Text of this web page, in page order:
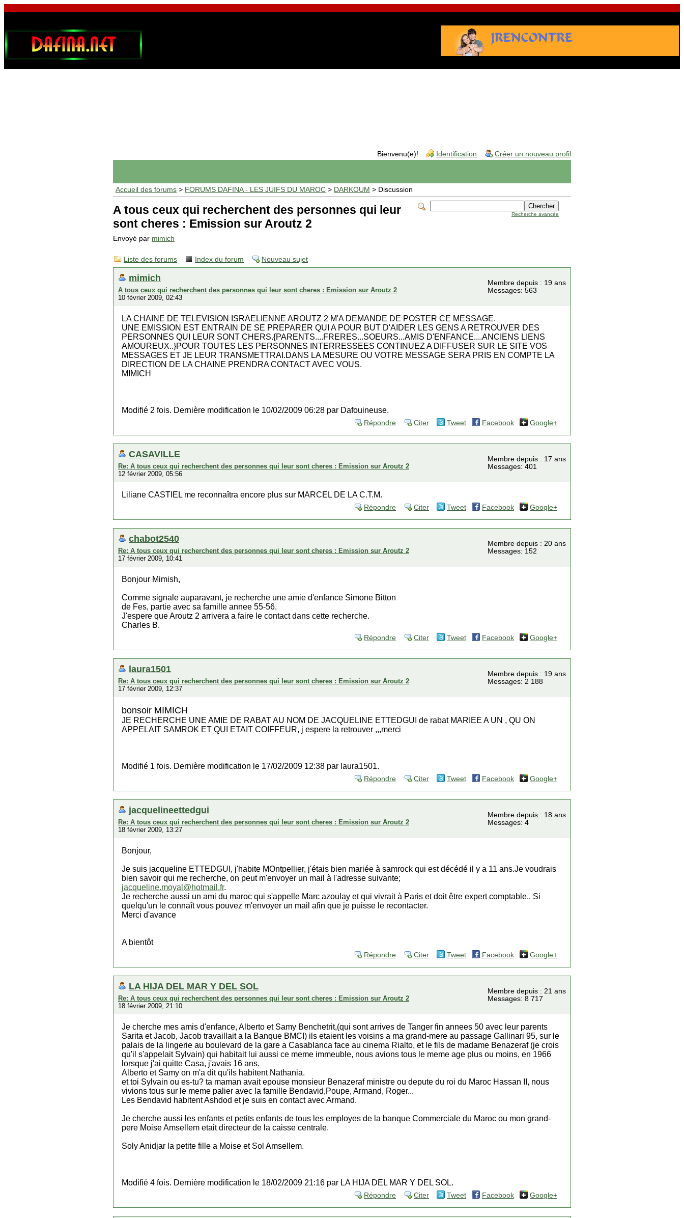
Bienvenu(e)! Identification Créer un nouveau profil
Accueil des forums > FORUMS DAFINA - LES JUIFS DU MAROC > DARKOUM > Discussion
Recherche avancée
A tous ceux qui recherchent des personnes qui leur
sont cheres : Emission sur Aroutz 2
Envoyé par mimich
Liste des forums Index du forum Nouveau sujet
mimich
A tous ceux qui recherchent des personnes qui leur sont cheres : Emission sur Aroutz 2
10 février 2009, 02:43
Membre depuis : 19 ans
Messages: 563
LA CHAINE DE TELEVISION ISRAELIENNE AROUTZ 2 M'A DEMANDE DE POSTER CE MESSAGE.
UNE EMISSION EST ENTRAIN DE SE PREPARER QUI A POUR BUT D'AIDER LES GENS A RETROUVER DES
PERSONNES QUI LEUR SONT CHERS.{PARENTS....FRERES...SOEURS...AMIS D'ENFANCE....ANCIENS LIENS
AMOUREUX..}POUR TOUTES LES PERSONNES INTERRESSEES CONTINUEZ A DIFFUSER SUR LE SITE VOS
MESSAGES ET JE LEUR TRANSMETTRAI.DANS LA MESURE OU VOTRE MESSAGE SERA PRIS EN COMPTE LA
DIRECTION DE LA CHAINE PRENDRA CONTACT AVEC VOUS.
MIMICH
Modifié 2 fois. Dernière modification le 10/02/2009 06:28 par Dafouineuse.
Répondre Citer Tweet Facebook Google+
CASAVILLE
Re: A tous ceux qui recherchent des personnes qui leur sont cheres : Emission sur Aroutz 2
12 février 2009, 05:56
Membre depuis : 17 ans
Messages: 401
Liliane CASTIEL me reconnaîtra encore plus sur MARCEL DE LA C.T.M.
Répondre Citer Tweet Facebook Google+
chabot2540
Re: A tous ceux qui recherchent des personnes qui leur sont cheres : Emission sur Aroutz 2
17 février 2009, 10:41
Membre depuis : 20 ans
Messages: 152
Bonjour Mimish,
Comme signale auparavant, je recherche une amie d'enfance Simone Bitton
de Fes, partie avec sa famille annee 55-56.
J'espere que Aroutz 2 arrivera a faire le contact dans cette recherche.
Charles B.
Répondre Citer Tweet Facebook Google+
laura1501
Re: A tous ceux qui recherchent des personnes qui leur sont cheres : Emission sur Aroutz 2
17 février 2009, 12:37
Membre depuis : 19 ans
Messages: 2 188
bonsoir MIMICH
JE RECHERCHE UNE AMIE DE RABAT AU NOM DE JACQUELINE ETTEDGUI de rabat MARIEE A UN , QU ON
APPELAIT SAMROK ET QUI ETAIT COIFFEUR, j espere la retrouver ,,,merci
Modifié 1 fois. Dernière modification le 17/02/2009 12:38 par laura1501.
Répondre Citer Tweet Facebook Google+
jacquelineettedgui
Re: A tous ceux qui recherchent des personnes qui leur sont cheres : Emission sur Aroutz 2
18 février 2009, 13:27
Membre depuis : 18 ans
Messages: 4
Bonjour,
Je suis jacqueline ETTEDGUI, j'habite MOntpellier, j'étais bien mariée à samrock qui est décédé il y a 11 ans.Je voudrais
bien savoir qui me recherche, on peut m'envoyer un mail à l'adresse suivante;
jacqueline.moyal@hotmail.fr.
Je recherche aussi un ami du maroc qui s'appelle Marc azoulay et qui vivrait à Paris et doit être expert comptable.. Si
quelqu'un le connaît vous pouvez m'envoyer un mail afin que je puisse le recontacter.
Merci d'avance
A bientôt
Répondre Citer Tweet Facebook Google+
LA HIJA DEL MAR Y DEL SOL
Re: A tous ceux qui recherchent des personnes qui leur sont cheres : Emission sur Aroutz 2
18 février 2009, 21:10
Membre depuis : 21 ans
Messages: 8 717
Je cherche mes amis d'enfance, Alberto et Samy Benchetrit,(qui sont arrives de Tanger fin annees 50 avec leur parents
Sarita et Jacob, Jacob travaillait a la Banque BMCI) ils etaient les voisins a ma grand-mere au passage Gallinari 95, sur le
palais de la lingerie au boulevard de la gare a Casablanca face au cinema Rialto, et le fils de madame Benazeraf (je crois
qu'il s'appelait Sylvain) qui habitait lui aussi ce meme immeuble, nous avions tous le meme age plus ou moins, en 1966
lorsque j'ai quitte Casa, j'avais 16 ans.
Alberto et Samy on m'a dit qu'ils habitent Nathania.
et toi Sylvain ou es-tu? ta maman avait epouse monsieur Benazeraf ministre ou depute du roi du Maroc Hassan II, nous
vivions tous sur le meme palier avec la famille Bendavid,Poupe, Armand, Roger...
Les Bendavid habitent Ashdod et je suis en contact avec Armand.
Je cherche aussi les enfants et petits enfants de tous les employes de la banque Commerciale du Maroc ou mon grand-
pere Moise Amsellem etait directeur de la caisse centrale.
Soly Anidjar la petite fille a Moise et Sol Amsellem.
Modifié 4 fois. Dernière modification le 18/02/2009 21:16 par LA HIJA DEL MAR Y DEL SOL.
Répondre Citer Tweet Facebook Google+